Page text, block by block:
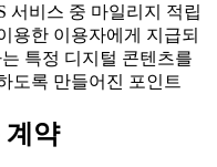
서비스 중 마일리지 적립
용한 이용자에게 지급되
특정 디지털 콘텐츠를
도록 만들어진 포인트
계약